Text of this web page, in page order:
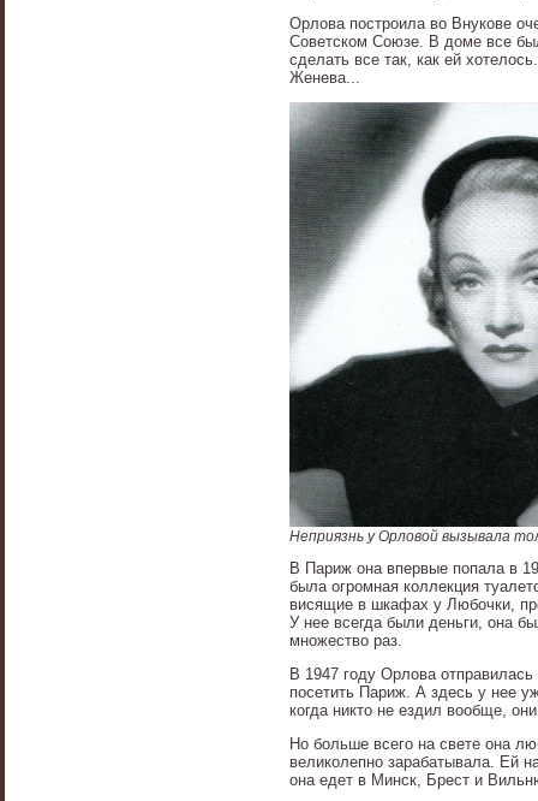
Орлова построила во Внукове
Советском Союзе. В доме все
сделать все так, как ей
Женева...
Неприязнь у Орловой вызывала
В Париж она впервые попала в
была огромная коллекция
висящие в шкафах у Любочки,
У нее всегда были деньги, она
множество раз.
В 1947 году Орлова
посетить Париж. А здесь у нее
когда никто не ездил вообще,
Но больше всего на свете она
великолепно зарабатывала. Ей
она едет в Минск, Брест и